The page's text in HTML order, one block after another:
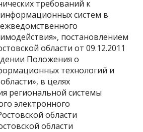
требований к
систем в
постановлением
области от 09.12.2011
Положения о
технологий и
в целях
региональной системы
электронного
области
области